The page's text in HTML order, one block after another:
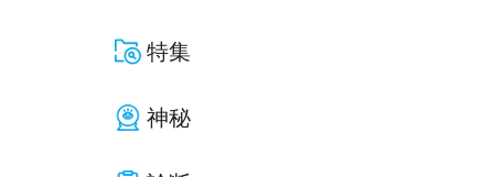
特集
神秘